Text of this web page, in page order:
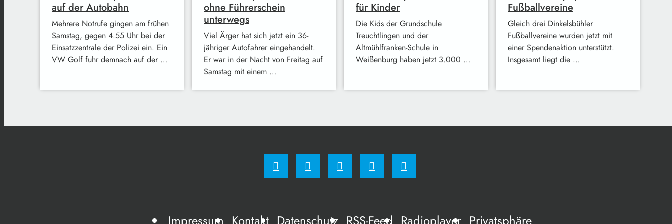
auf der Autobahn
Mehrere Notrufe gingen am frühen
Samstag, gegen 4.55 Uhr bei der
Einsatzzentrale der Polizei ein. Ein
VW Golf fuhr demnach auf der …
ohne Führerschein
unterwegs
Viel Ärger hat sich jetzt ein 36-
jähriger Autofahrer eingehandelt.
Er war in der Nacht von Freitag auf
Samstag mit einem …
für Kinder
Die Kids der Grundschule
Treuchtlingen und der
Altmühlfranken-Schule in
Weißenburg haben jetzt 3.000 …
Fußballvereine
Gleich drei Dinkelsbühler
Fußballvereine wurden jetzt mit
einer Spendenaktion unterstützt.
Insgesamt liegt die …